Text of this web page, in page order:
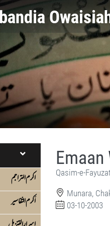
اکرم التراجم
اَکرم التّفاسیر
Qasim-e-
Munara,
03-10-2003